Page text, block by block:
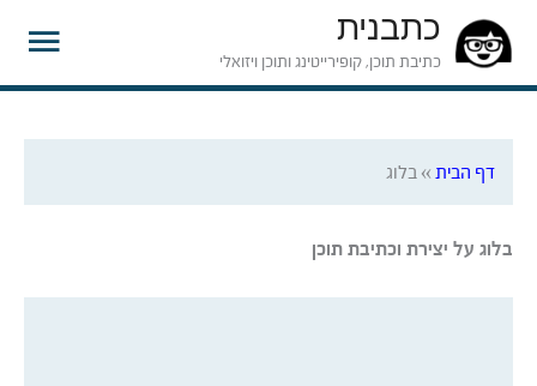
כתבנית
כתיבת תוכן, קופירייטינג ותוכן ויזואלי
דף הבית » בלוג
בלוג על יצירת וכתיבת תוכן